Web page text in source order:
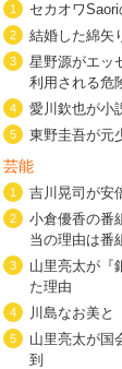
1 セカオワ
2 結婚した綿矢
3
星野源がエッ
利用される危
4 愛川欽也が小
5 東野圭吾が元
芸能
1 吉川晃司が安
2
小倉優香の番
当の理由は番
3
山里亮太が『
た理由
4 川島なお美と
5
山里亮太が国
到